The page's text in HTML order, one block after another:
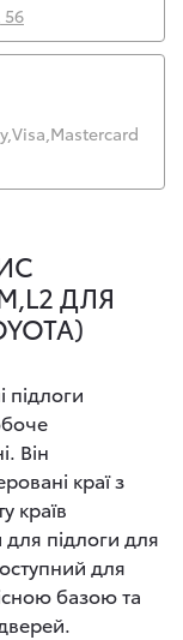
56
Visa,Mastercard
ДЛЯ
підлоги
Він
краї з
країв
для підлоги для
для
базою та